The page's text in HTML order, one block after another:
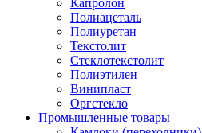
Капролон
Полиацеталь
Полиуретан
Текстолит
Стеклотекстолит
Полиэтилен
Винипласт
Оргстекло
Промышленные товары